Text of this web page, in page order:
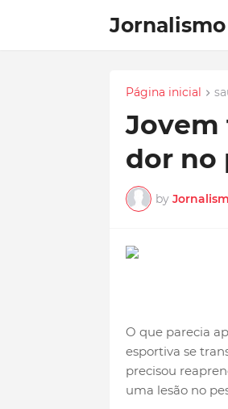
Página inicial
Jovem
dor no
by
O que parecia
esportiva se
precisou
uma lesão no